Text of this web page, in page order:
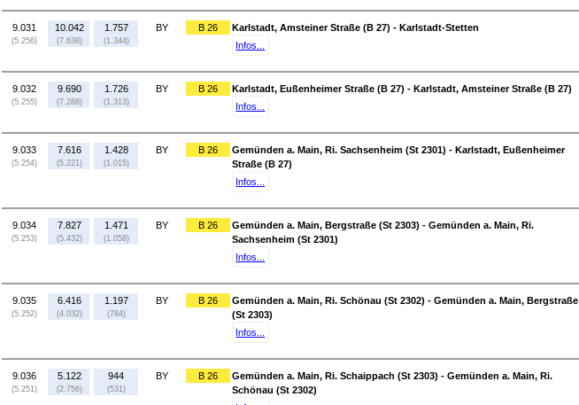
9.031
(5.256)
10.042
(7.638)
1.757
(1.344)
BY B 26
Karlstadt, Amsteiner Straße (B 27) - Karlstadt-Stetten
Infos...
9.032
(5.255)
9.690
(7.288)
1.726
(1.313)
BY B 26
Karlstadt, Eußenheimer Straße (B 27) - Karlstadt, Amsteiner Straße (B 27)
Infos...
9.033
(5.254)
7.616
(5.221)
1.428
(1.015)
BY B 26
Gemünden a. Main, Ri. Sachsenheim (St 2301) - Karlstadt, Eußenheimer
Straße (B 27)
Infos...
9.034
(5.253)
7.827
(5.432)
1.471
(1.058)
BY B 26
Gemünden a. Main, Bergstraße (St 2303) - Gemünden a. Main, Ri.
Sachsenheim (St 2301)
Infos...
9.035
(5.252)
6.416
(4.032)
1.197
(784)
BY B 26
Gemünden a. Main, Ri. Schönau (St 2302) - Gemünden a. Main, Bergstraße
(St 2303)
Infos...
9.036
(5.251)
5.122
(2.756)
944
(531)
BY B 26
Gemünden a. Main, Ri. Schaippach (St 2303) - Gemünden a. Main, Ri.
Schönau (St 2302)